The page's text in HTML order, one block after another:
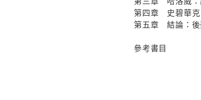
第四章 史碧華克
第五章 結論：後
參考書目